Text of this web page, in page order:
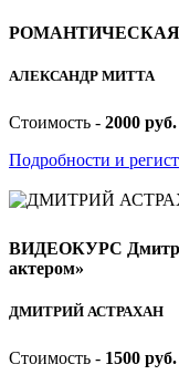
АЛЕКСАНДР МИТТА
Стоимость - 2000 руб.
Подробности и
ВИДЕОКУРС
актером»
ДМИТРИЙ АСТРАХАН
Стоимость - 1500 руб.